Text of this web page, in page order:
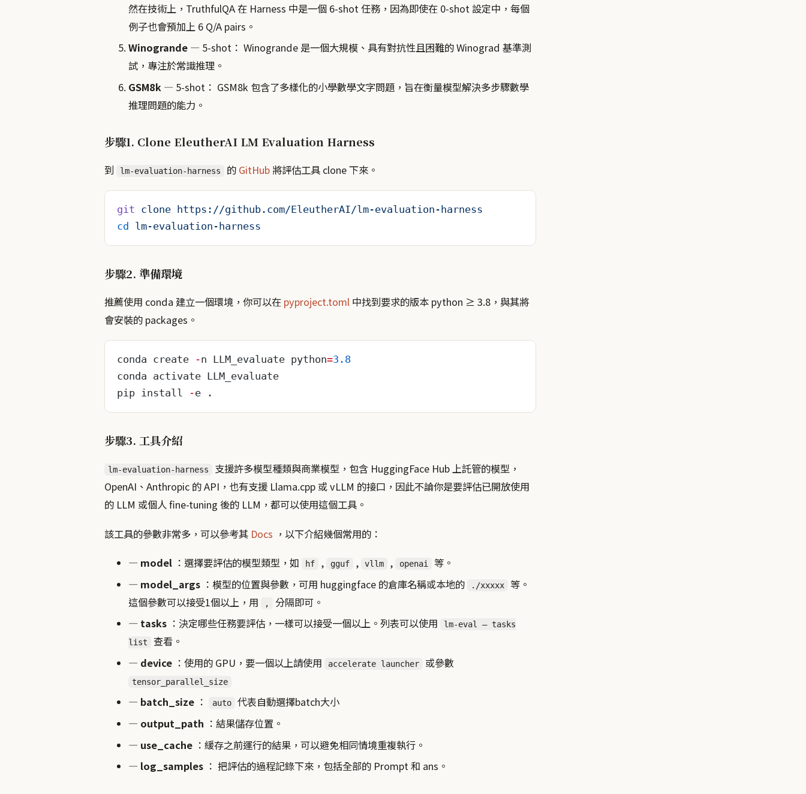
然在技術上，TruthfulQA 在 Harness 中是一個 6-shot 任務，因為即使在 0-shot 設定中，每個
例子也會預加上 6 Q/A pairs。
Winogrande — 5-shot： Winogrande 是一個大規模、具有對抗性且困難的 Winograd 基準測
試，專注於常識推理。
GSM8k — 5-shot： GSM8k 包含了多樣化的小學數學文字問題，旨在衡量模型解決多步驟數學
推理問題的能力。
步驟1. Clone EleutherAI LM Evaluation Harness
到 lm-evaluation-harness 的 GitHub 將評估工具 clone 下來。
git clone https://github.com/EleutherAI/lm-evaluation-harness
cd lm-evaluation-harness
步驟2. 準備環境
推薦使用 conda 建立一個環境，你可以在 pyproject.toml 中找到要求的版本 python ≥ 3.8，與其將
會安裝的 packages。
conda create -n LLM_evaluate python=3.8
conda activate LLM_evaluate
pip install
-e .
步驟3. 工具介紹
lm-evaluation-harness
支援許多模型種類與商業模型，包含 HuggingFace Hub 上託管的模型，
OpenAI、Anthropic 的 API，也有支援 Llama.cpp 或 vLLM 的接口，因此不論你是要評估已開放使用
的 LLM 或個人 fine-tuning 後的 LLM，都可以使用這個工具。
該工具的參數非常多，可以參考其 Docs ，以下介紹幾個常用的：
— model ：選擇要評估的模型類型，如 hf , gguf , vllm , openai
等。
— model_args ：模型的位置與參數，可用 huggingface 的倉庫名稱或本地的 ./xxxxx
等。
這個參數可以接受1個以上，用
,
分隔即可。
— tasks ：決定哪些任務要評估，一樣可以接受一個以上。列表可以使用
lm-eval — tasks
list
查看。
— device ：使用的 GPU，要一個以上請使用 accelerate launcher 或參數
tensor_parallel_size
— batch_size ： auto
代表自動選擇batch大小
— output_path ：結果儲存位置。
— use_cache ：緩存之前運行的結果，可以避免相同情境重複執行。
— log_samples ： 把評估的過程記錄下來，包括全部的 Prompt 和 ans。